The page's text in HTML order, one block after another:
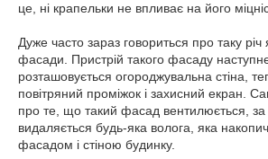
це, ні крапельки не впливає на його
Дуже часто зараз говориться про таку річ
фасади. Пристрій такого фасаду
розташовується огороджувальна стіна,
повітряний проміжок і захисний екран.
про те, що такий фасад вентилюється, за
видаляється будь-яка волога, яка
фасадом і стіною будинку.